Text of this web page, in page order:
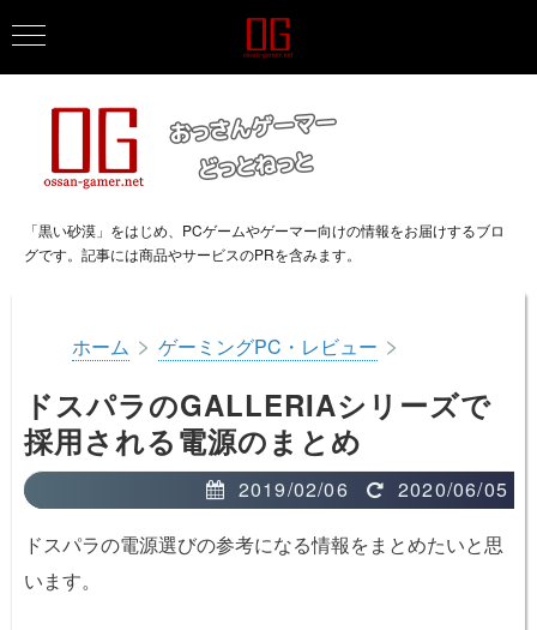
「黒い砂漠」をはじめ、PCゲームやゲーマー向けの情報をお届けするブロ
グです。記事には商品やサービスのPRを含みます。
ホーム > ゲーミングPC・レビュー >
ドスパラのGALLERIAシリーズで
採用される電源のまとめ
2019/02/06
2020/06/05
ドスパラの電源選びの参考になる情報をまとめたいと思
います。